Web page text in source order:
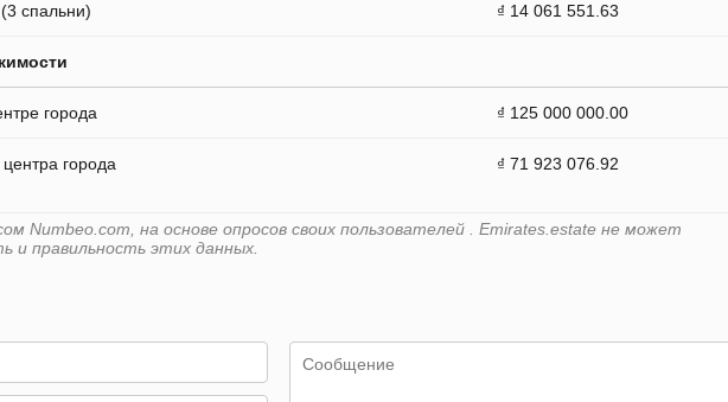
спальни) ₫ 14 061 551.63
города ₫ 125 000 000.00
города ₫ 71 923 076.92
Numbeo.com, на основе опросов своих пользователей . Emirates.estate не может
и правильность этих данных.